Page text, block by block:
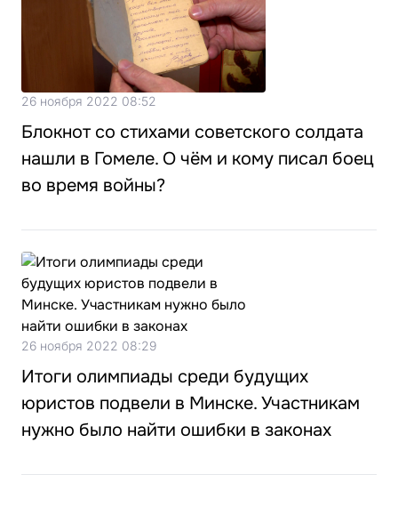
26 ноября 2022 08:52
Блокнот со стихами советского солдата
нашли в Гомеле. О чём и кому писал боец
во время войны?
26 ноября 2022 08:29
Итоги олимпиады среди будущих
юристов подвели в Минске. Участникам
нужно было найти ошибки в законах